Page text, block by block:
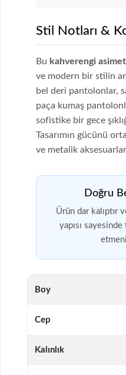
Stil Notları &
Bu kahverengi
ve modern bir stilin
bel deri pantolonlar,
paça kumaş
sofistike bir gece
Tasarımın gücünü
ve metalik
Doğru
Ürün dar kalıptır
yapısı
Boy
Cep
Kalınlık